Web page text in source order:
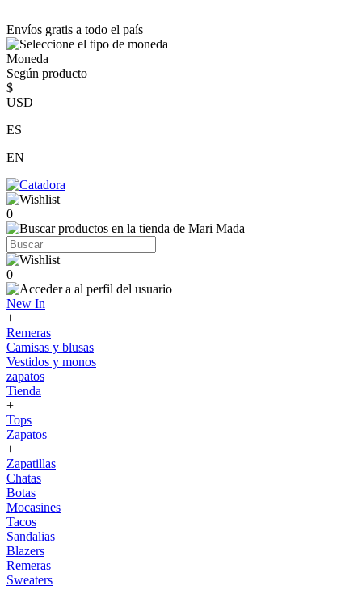
Envíos gratis a todo el país
Moneda
Según producto
$
USD
ES
EN
0
0
New In
+
Remeras
Camisas y blusas
Vestidos y monos
zapatos
Tienda
+
Tops
Zapatos
+
Zapatillas
Chatas
Botas
Mocasines
Tacos
Sandalias
Blazers
Remeras
Sweaters